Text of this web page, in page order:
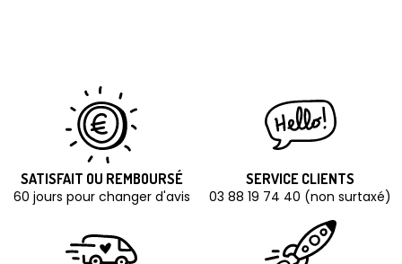
SATISFAIT OU REMBOURSÉ
60 jours pour changer d'avis
SERVICE CLIENTS
03 88 19 74 40 (non surtaxé)